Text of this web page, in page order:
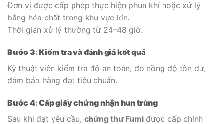
Đơn vị được cấp phép thực hiện phun khí hoặc xử lý
bằng hóa chất trong khu vực kín.
Thời gian xử lý thường từ 24–48 giờ.
Bước 3: Kiểm tra và đánh giá kết quả
Kỹ thuật viên kiểm tra độ an toàn, đo nồng độ tồn dư,
đảm bảo hàng đạt tiêu chuẩn.
Bước 4: Cấp giấy chứng nhận hun trùng
Sau khi đạt yêu cầu, chứng thư Fumi được cấp chính